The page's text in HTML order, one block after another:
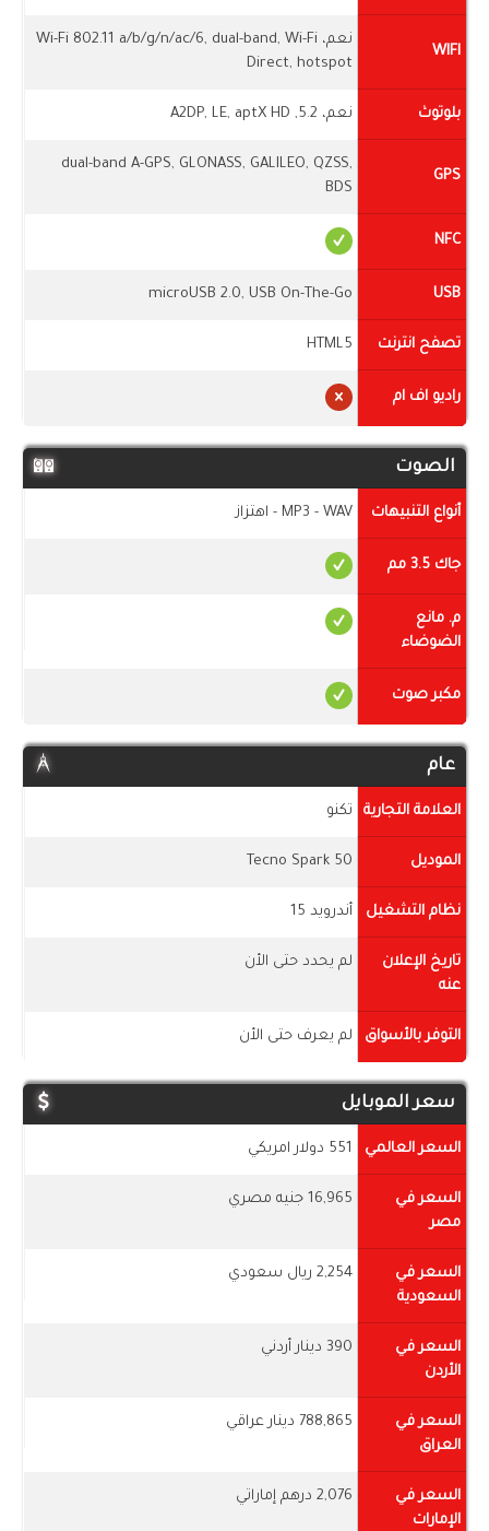
WIFI
نعم، Wi-Fi 802.11 a/b/g/n/ac/6, dual-band, Wi-Fi
Direct, hotspot
بلوتوث نعم، 5.2, A2DP, LE, aptX HD
GPS
dual-band A-GPS, GLONASS, GALILEO, QZSS,
BDS
NFC
USB
microUSB 2.0, USB On-The-Go
تصفح انترنت HTML5
راديو اف ام
الصوت
أنواع التنبيهات MP3 - WAV - اهتزاز
جاك 3.5 مم
م. مانع
الضوضاء
مكبر صوت
عام
العلامة التجارية تكنو
الموديل Tecno Spark 50
نظام التشغيل أندرويد 15
تاريخ الإعلان
عنه
لم يحدد حتى الأن
التوفر بالأسواق لم يعرف حتى الأن
سعر الموبايل
السعر العالمي 551 دولار امريكي
السعر في
مصر
16,965 جنيه مصري
السعر في
السعودية
2,254 ريال سعودي
السعر في
الأردن
390 دينار أردني
السعر في
العراق
788,865 دينار عراقي
السعر في
الإمارات
2,076 درهم إماراتي